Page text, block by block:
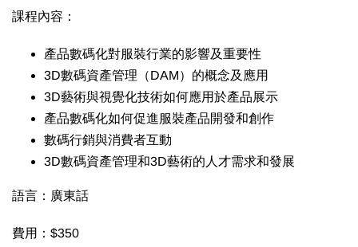
課程內容：
產品數碼化對服裝行業的影響及重要性
3D數碼資產管理（DAM）的概念及應用
3D藝術與視覺化技術如何應用於產品展示
產品數碼化如何促進服裝產品開發和創作
數碼行銷與消費者互動
3D數碼資產管理和3D藝術的人才需求和發展
語言：廣東話
費用：$350